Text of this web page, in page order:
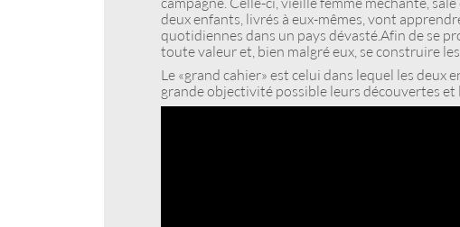
deux enfants, livrés à eux-mêmes, vont
quotidiennes dans un pays dévasté. Afin de se
toute valeur et, bien malgré eux, se construire
Le « grand cahier » est celui dans lequel les deux
grande objectivité possible leurs découvertes et